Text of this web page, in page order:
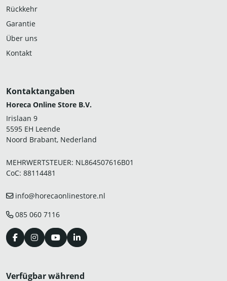
Rückkehr
Garantie
Über uns
Kontakt
Kontaktangaben
Horeca Online Store B.V.
Irislaan 9
5595 EH Leende
Noord Brabant, Nederland
MEHRWERTSTEUER: NL864507616B01
CoC: 88114481
info@horecaonlinestore.nl
085 060 7116
Verfügbar während